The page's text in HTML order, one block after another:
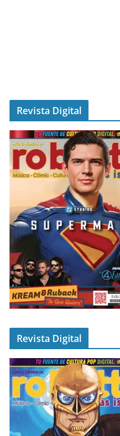
Revista Digital
Revista Digital